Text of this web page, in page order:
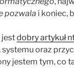
pozwala i koniec,
jestdobry artykuł
oraz
jestem tym, co